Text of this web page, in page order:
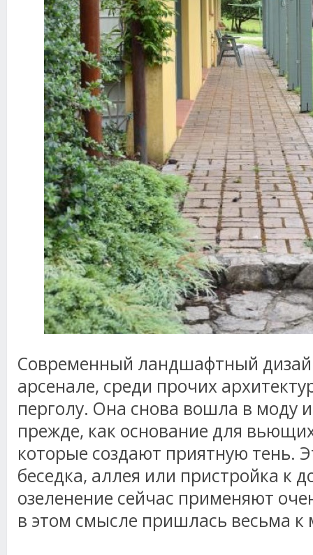
Современный ландшафтный
арсенале, среди прочих
перголу. Она снова вошла в моду
прежде, как основание для
которые создают приятную тень.
беседка, аллея или пристройка к
озеленение сейчас применяют
в этом смысле пришлась весьма к